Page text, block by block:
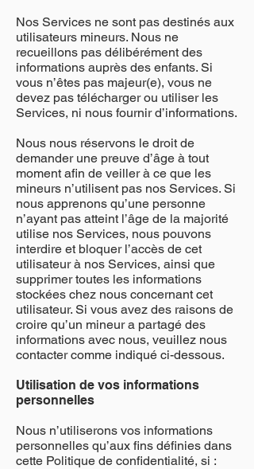
Nos Services ne sont pas destinés aux
utilisateurs mineurs. Nous ne
recueillons pas délibérément des
informations auprès des enfants. Si
vous n’êtes pas majeur(e), vous ne
devez pas télécharger ou utiliser les
Services, ni nous fournir d’informations.
Nous nous réservons le droit de
demander une preuve d’âge à tout
moment afin de veiller à ce que les
mineurs n’utilisent pas nos Services. Si
nous apprenons qu’une personne
n’ayant pas atteint l’âge de la majorité
utilise nos Services, nous pouvons
interdire et bloquer l’accès de cet
utilisateur à nos Services, ainsi que
supprimer toutes les informations
stockées chez nous concernant cet
utilisateur. Si vous avez des raisons de
croire qu’un mineur a partagé des
informations avec nous, veuillez nous
contacter comme indiqué ci-dessous.
Utilisation de vos informations
personnelles
Nous n’utiliserons vos informations
personnelles qu’aux fins définies dans
cette Politique de confidentialité, si :